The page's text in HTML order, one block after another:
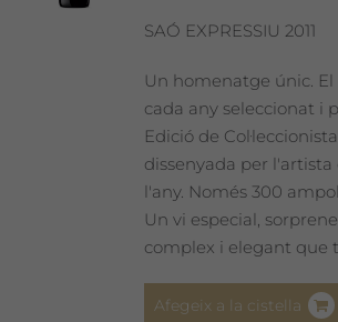
SAÓ EXPRESSIU 2011
Un homenatge únic.
cada any seleccionat i
Edició de
dissenyada per
l'any. Només 300
Un vi especial,
complex i elegant que
Afegeix a la cistella